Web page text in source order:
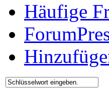
Häufige